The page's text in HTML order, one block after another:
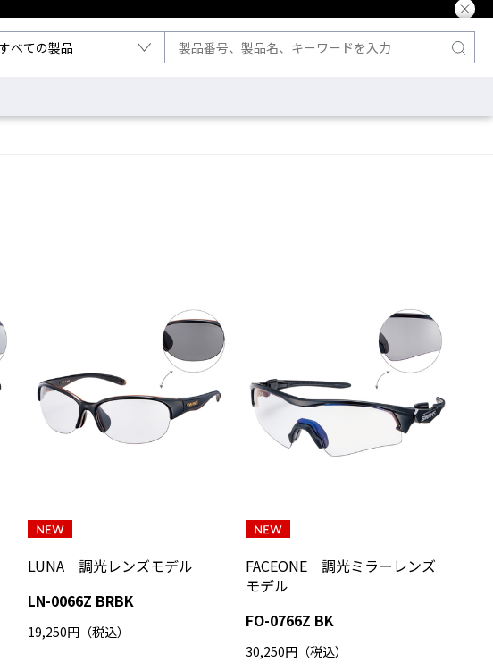
LUNA 調光レンズモデル
LN-0066Z BRBK
19,250円（税込）
FACEONE 調光ミラーレンズ
モデル
FO-0766Z BK
30,250円（税込）